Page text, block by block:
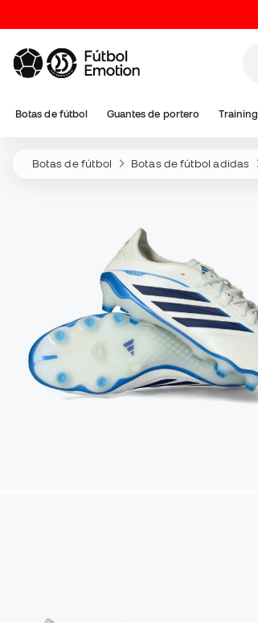
Botas de fútbol Guantes de portero Training
Botas de fútbol Botas de fútbol adidas